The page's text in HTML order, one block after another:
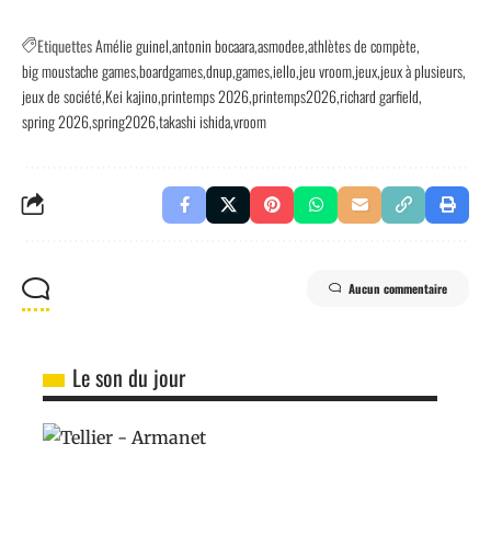
EtiquettesAmélie guinelantonin bocaaraasmodeeathlètes de compète
big moustache gamesboardgamesdnupgamesiello jeu vroomjeuxjeux à plusieurs
jeux de société Kei kajinoprintemps 2026printemps2026richard garfield
spring 2026spring2026takashi ishidavroom
Aucun commentaire
Le son du jour